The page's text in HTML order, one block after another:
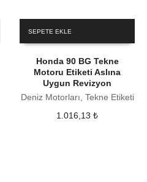
SEPETE EKLE
Honda 90 BG Tekne
Motoru Etiketi Aslına
Uygun Revizyon
Deniz Motorları, Tekne Etiketi
1.016,13₺